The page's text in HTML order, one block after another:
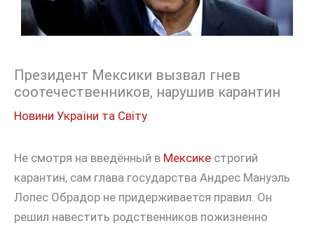
Президент Мексики вызвал гнев
соотечественников, нарушив карантин
Новини України та Світу
Не смотря на введённый в Мексике строгий
карантин, сам глава государства Андрес Мануэль
Лопес Обрадор не придерживается правил. Он
решил навестить родственников пожизненно